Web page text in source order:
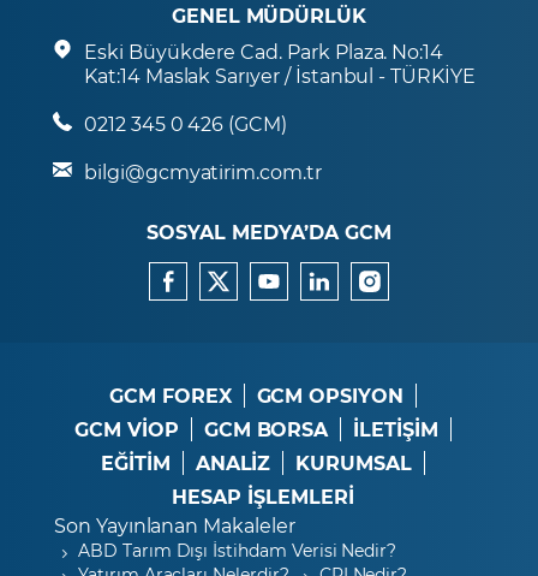
GENEL MÜDÜRLÜK
Eski Büyükdere Cad. Park Plaza. No:14
Kat:14 Maslak Sarıyer / İstanbul - TÜRKİYE
0212 345 0 426 (GCM)
bilgi@gcmyatirim.com.tr
SOSYAL MEDYA’DA GCM
GCM FOREX
GCM OPSIYON
GCM VİOP
GCM BORSA
İLETİŞİM
EĞİTİM
ANALİZ
KURUMSAL
HESAP İŞLEMLERİ
Son Yayınlanan Makaleler
ABD Tarım Dışı İstihdam Verisi Nedir?